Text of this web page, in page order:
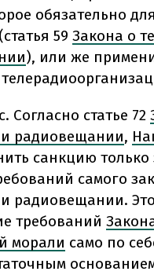
обязательно для
59 Закона о
), или же
Согласно статье 72
радиовещании,
санкцию только
самого
радиовещании.
требований
морали само по